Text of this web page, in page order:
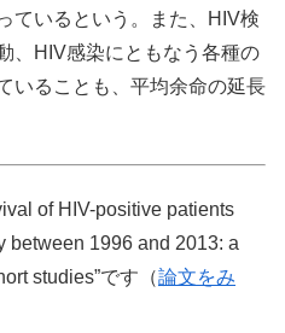
ているという。また、HIV検
、HIV感染にともなう各種の
いることも、平均余命の延長
of HIV-positive patients
between 1996 and 2013: a
studies”です（論文をみ